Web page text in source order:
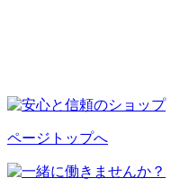
ページトップへ